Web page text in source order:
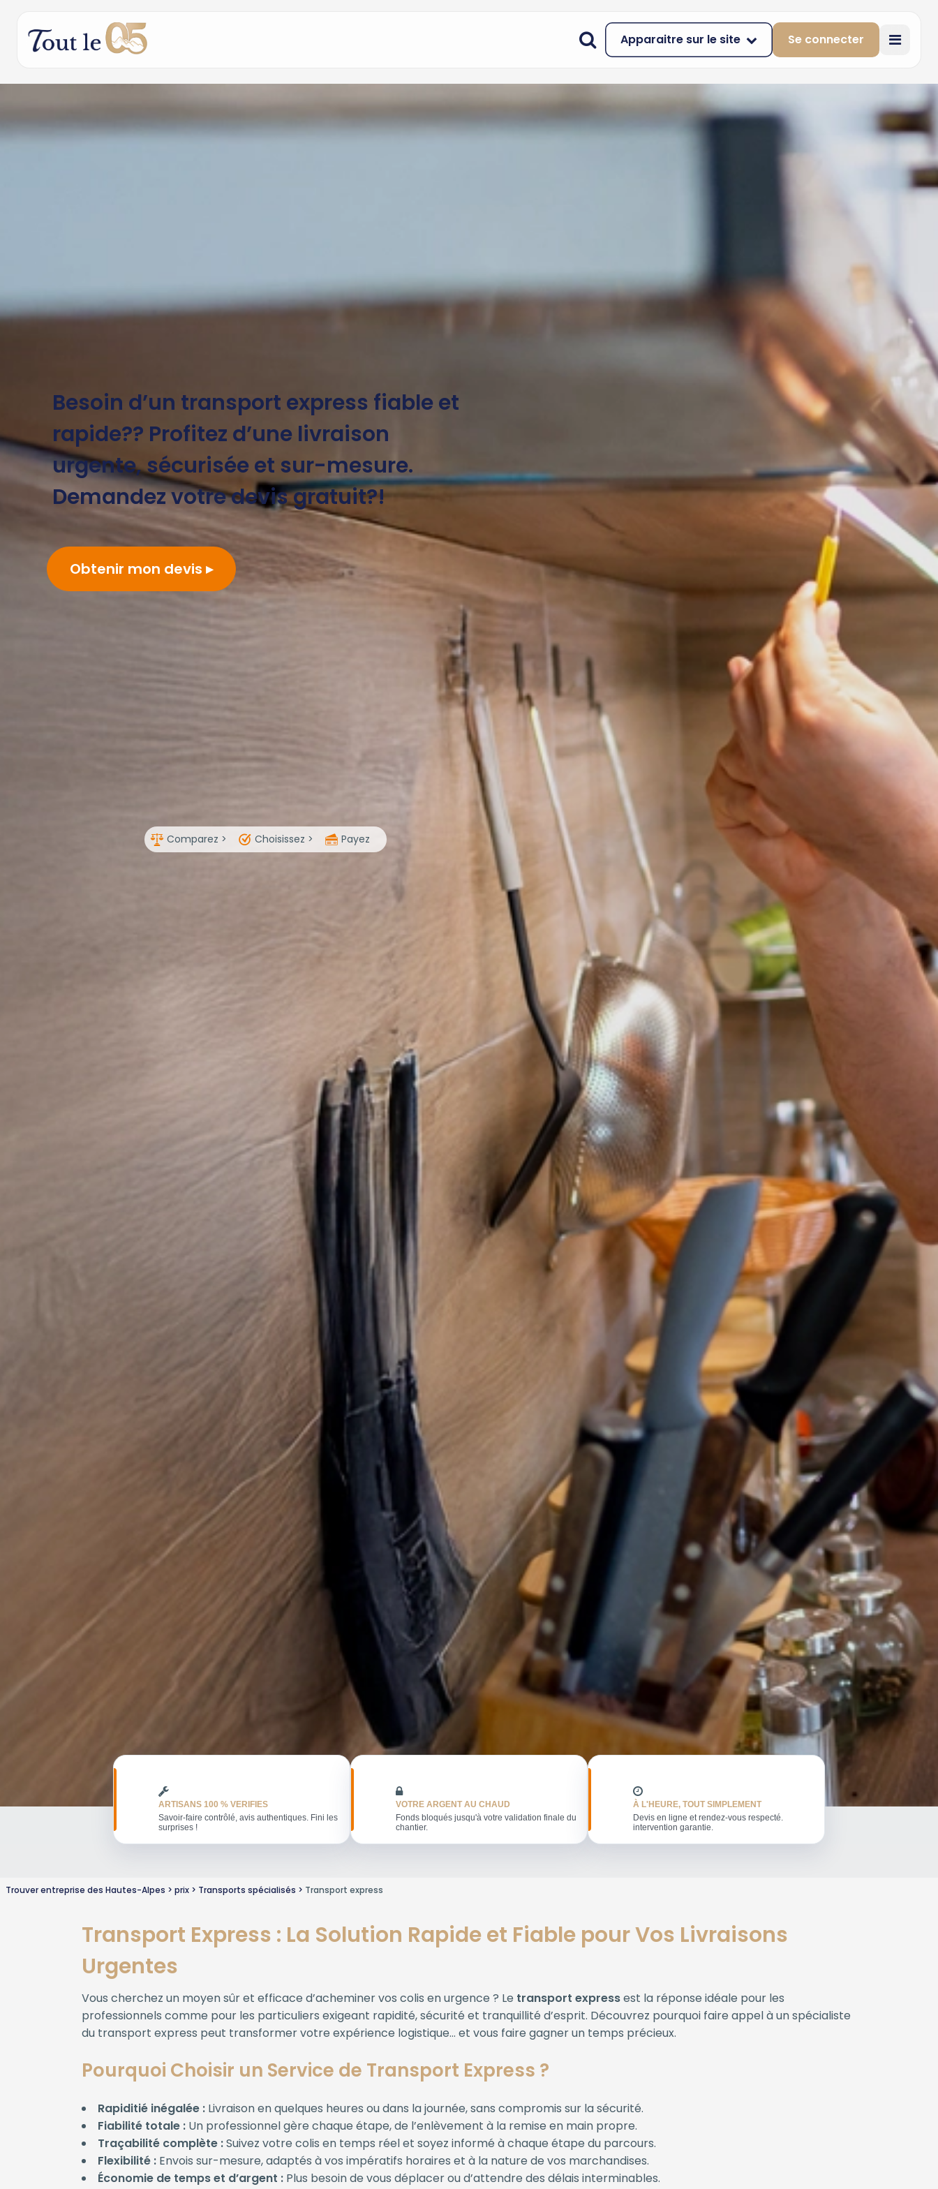
Apparaitre sur le site Se connecter
Besoin d’un transport express fiable et
rapide?? Profitez d’une livraison
urgente, sécurisée et sur-mesure.
Demandez votre devis gratuit?!
Obtenir mon devis
Comparez > Choisissez > Payez
ARTISANS 100 % VERIFIES
Savoir-faire contrôlé, avis authentiques. Fini les
surprises !
VOTRE ARGENT AU CHAUD
Fonds bloqués jusqu'à votre validation finale du
chantier.
À L'HEURE, TOUT SIMPLEMENT
Devis en ligne et rendez-vous respecté.
intervention garantie.
Trouver entreprise des Hautes-Alpes prix Transports spécialisés Transport express
Transport Express : La Solution Rapide et Fiable pour Vos Livraisons
Urgentes
Vous cherchez un moyen sûr et efficace d’acheminer vos colis en urgence ? Le transport expressest la réponse idéale pour les
professionnels comme pour les particuliers exigeant rapidité, sécurité et tranquillité d’esprit. Découvrez pourquoi faire appel à un spécialiste
du transport express peut transformer votre expérience logistique… et vous faire gagner un temps précieux.
Pourquoi Choisir un Service de Transport Express ?
Rapiditié inégalée : Livraison en quelques heures ou dans la journée, sans compromis sur la sécurité.
Fiabilité totale : Un professionnel gère chaque étape, de l’enlèvement à la remise en main propre.
Traçabilité complète :Suivez votre colis en temps réel et soyez informé à chaque étape du parcours.
Flexibilité : Envois sur-mesure, adaptés à vos impératifs horaires et à la nature de vos marchandises.
Économie de temps et d’argent : Plus besoin de vous déplacer ou d’attendre des délais interminables.